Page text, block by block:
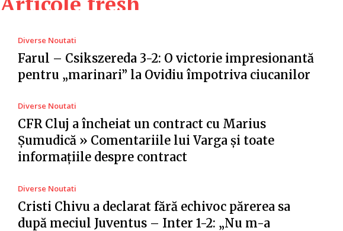
Diverse Noutati
Farul – Csikszereda 3-2: O victorie impresionantă
pentru „marinari” la Ovidiu împotriva ciucanilor
Diverse Noutati
CFR Cluj a încheiat un contract cu Marius
Șumudică » Comentariile lui Varga și toate
informațiile despre contract
Diverse Noutati
Cristi Chivu a declarat fără echivoc părerea sa
după meciul Juventus – Inter 1-2: „Nu m-a